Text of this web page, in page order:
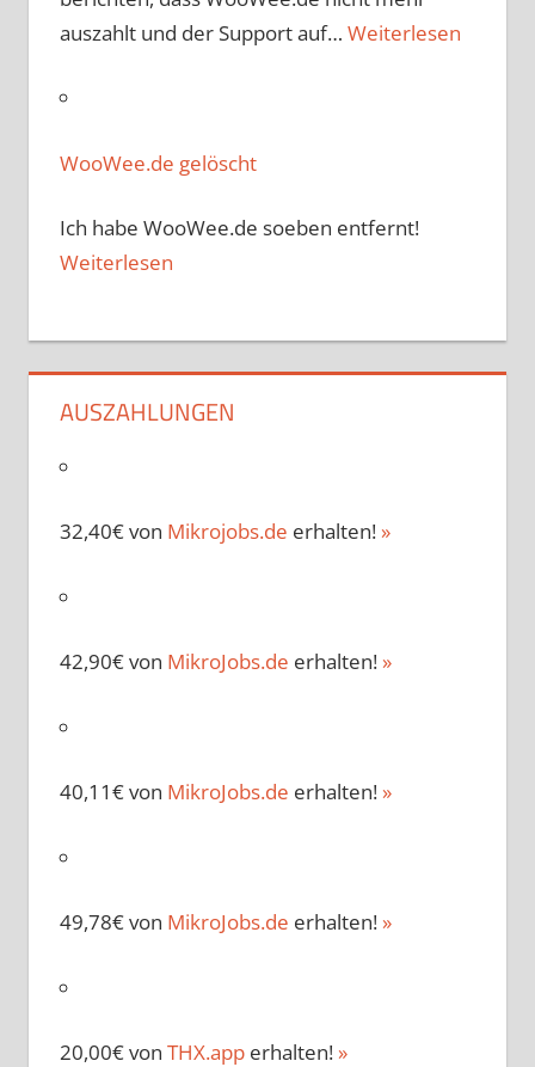
auszahlt und der Support auf… Weiterlesen
WooWee.de gelöscht
Ich habe WooWee.de soeben entfernt!
Weiterlesen
AUSZAHLUNGEN
32,40€ von Mikrojobs.de erhalten!»
42,90€ von MikroJobs.de erhalten!»
40,11€ von MikroJobs.de erhalten!»
49,78€ von MikroJobs.de erhalten!»
20,00€ von THX.apperhalten!»